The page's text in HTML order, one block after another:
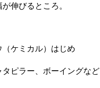
伸びるところ。
（ケミカル）はじめ
タピラー、ボーイングなど